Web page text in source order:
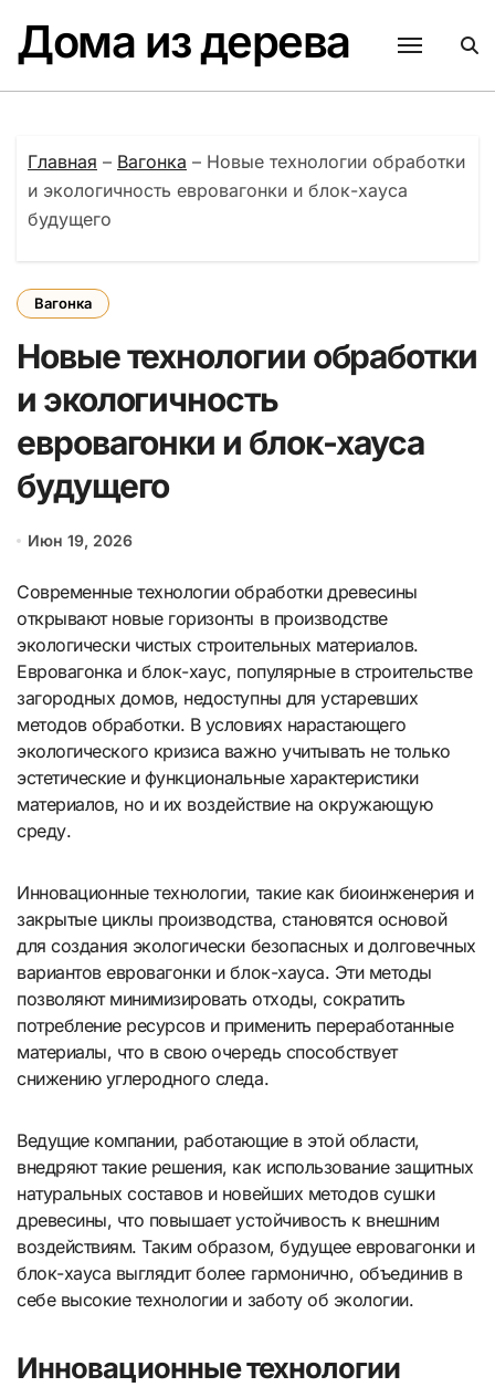
содержанию
Дома из дерева
Главная – Вагонка – Новые технологии обработки
и экологичность евровагонки и блок-хауса
будущего
Вагонка
Новые технологии обработки
и экологичность
евровагонки и блок-хауса
будущего
Июн 19, 2026
Современные технологии обработки древесины
открывают новые горизонты в производстве
экологически чистых строительных материалов.
Евровагонка и блок-хаус, популярные в строительстве
загородных домов, недоступны для устаревших
методов обработки. В условиях нарастающего
экологического кризиса важно учитывать не только
эстетические и функциональные характеристики
материалов, но и их воздействие на окружающую
среду.
Инновационные технологии, такие как биоинженерия и
закрытые циклы производства, становятся основой
для создания экологически безопасных и долговечных
вариантов евровагонки и блок-хауса. Эти методы
позволяют минимизировать отходы, сократить
потребление ресурсов и применить переработанные
материалы, что в свою очередь способствует
снижению углеродного следа.
Ведущие компании, работающие в этой области,
внедряют такие решения, как использование защитных
натуральных составов и новейших методов сушки
древесины, что повышает устойчивость к внешним
воздействиям. Таким образом, будущее евровагонки и
блок-хауса выглядит более гармонично, объединив в
себе высокие технологии и заботу об экологии.
Инновационные технологии